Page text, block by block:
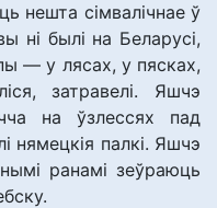
нешта сімвалічнае ў
ні былі на Беларусі,
— у лясах, у пясках,
затравелі. Яшчэ
на ўзлессях пад
нямецкія палкі. Яшчэ
ранамі зеўраюць